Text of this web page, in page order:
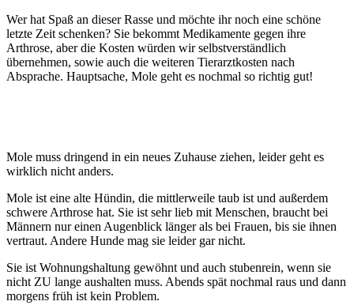
Wer hat Spaß an dieser Rasse und möchte ihr noch eine schöne
letzte Zeit schenken? Sie bekommt Medikamente gegen ihre
Arthrose, aber die Kosten würden wir selbstverständlich
übernehmen, sowie auch die weiteren Tierarztkosten nach
Absprache. Hauptsache, Mole geht es nochmal so richtig gut!
Mole muss dringend in ein neues Zuhause ziehen, leider geht es
wirklich nicht anders.
Mole ist eine alte Hündin, die mittlerweile taub ist und außerdem
schwere Arthrose hat. Sie ist sehr lieb mit Menschen, braucht bei
Männern nur einen Augenblick länger als bei Frauen, bis sie ihnen
vertraut. Andere Hunde mag sie leider gar nicht.
Sie ist Wohnungshaltung gewöhnt und auch stubenrein, wenn sie
nicht ZU lange aushalten muss. Abends spät nochmal raus und dann
morgens früh ist kein Problem.